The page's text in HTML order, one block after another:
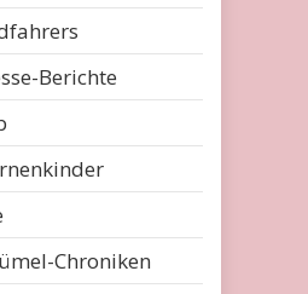
Berichte
Chroniken